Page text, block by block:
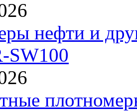
нефти и
SW100